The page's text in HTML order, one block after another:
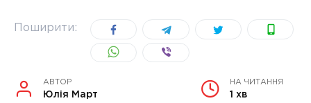
Поширити:
АВТОР
Юлія Март
НА ЧИТАННЯ
1 хв